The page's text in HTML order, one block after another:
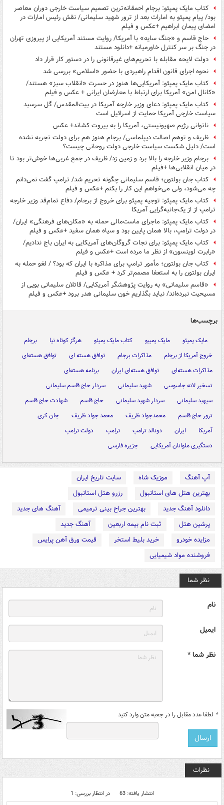
کتاب مایک پمپئو: برجام احمقانه‌ترین تصمیم سیاست خارجی دوران معاصر
بود/ پیام پمپئو به امارات بعد از ترور شهید سلیمانی/ نقش رئیس امارات در
امضای پیمان ابراهیم +عکس و فیلم
حاج قاسم و «جنگ سایه» با آمریکا/ روایت مستند آمریکایی از پیروزی تهران
در جنگ بر سر کنترل خاورمیانه +دانلود مستند
دولت لایحه مقابله با تحریم‌های غیرقانونی را در دستور کار قرار داد
نحوه اجرای قانون اقدام راهبردی با حضور «اسلامی» بررسی شد
کتاب مایک پمپئو: آمریکایی‌ها هنوز در حسرت «انقلاب سبز» هستند/
«کانال امن» آمریکا برای ارتباط با معارضان ایرانی + عکس و فیلم
کتاب مایک پمپئو: دعای وزیر خارجه آمریکا در بیت‌المقدس/ گل سرسبد
سیاست خارجی آمریکا حمایت از اسرائیل است
ناتوانی رژیم صهیونیستی، آمریکا را به بیروت کشاند+ عکس
ظریف و توهم اصالت دیپلماسی/ برجام هنوز هم برای دولت تجربه نشده
است/ دلیل شکست سیاست خارجی دولت روحانی چیست؟
برجام وزیر خارجه را بالا برد و زمین زد/ ظریف در جمع غربی‌ها خوش‌تر بود تا
در میان انقلابی‌ها +فیلم
کتاب جان بولتون؛ قاسم سلیمانی چگونه تحریم شد/ ترامپ گفت نمی‌دانم
چه می‌شود، ولی می‌خواهم این کار را بکنم +عکس و فیلم
کتاب مایک پمپئو: توجیه پمپئو برای خروج از برجام/ دفاع تمام‌قد وزیر خارجه
ترامپ از از یک‌جانبه‌گرایی آمریکا
کتاب مایک پمپئو: ماجرای ماست‌مالی حمله به «مکان‌های فرهنگی» ایران/
در دولت ترامپ، بالا همان پایین بود و سیاه همان سفید +عکس و فیلم
کتاب مایک پمپئو: برای نجات گروگان‌های آمریکایی به ایران باج ندادیم/
«رابرت لوینسون» از نظر ما مرده است +عکس و فیلم
کتاب جان بولتون؛ مأمور ترامپ برای مذاکره با ایران که بود؟ / لغو حمله به
ایران بولتون را به استعفا مصمم‌تر کرد + عکس و فیلم
«قاسم سلیمانی» به روایت پژوهشگر آمریکایی/ قاتلان سلیمانی بویی از
مسیحیت نبرده‌اند/ نباید بگذاریم خون سلیمانی هدر برود +عکس و فیلم
برچسب‌ها
مایک پمپئو مایک پمپیو کتاب مایک پمپئو هرگز کوتاه نیا
برجام
خروج آمریکا از برجام
مذاکرات برجام توافق هسته ای
توافق هسته‌ای
مذاکرات هسته‌ای
توافق هسته‌ای ایران
برنامه هسته‌ای
تسخیر لانه جاسوسی
شهید سلیمانی
سردار حاج قاسم سلیمانی
سپهبد سلیمانی
سردار شهید سلیمانی حاج قاسم
شهادت حاج قاسم
ترور حاج قاسم
محمدجواد ظریف محمد جواد ظریف
جان کری
آمریکا
ایران دونالد ترامپ ترامپ
دولت ترامپ
دستگیری ملوانان آمریکایی
جزیره فارسی
آپ آهنگ موزیک شاه
سایت تاریخ ایران
بهترین هتل های استانبول
رزرو هتل استانبول
دانلود آهنگ جدید
بهترین جراح بینی ترمیمی
آهنگ های جدید
پرشین هتل
ثبت نام بیمه اربعین
آهنگ جدید
مزایده خودرو
خرید بلیط استخر
قیمت ورق آهن پرایس
فروشنده مواد شیمیایی
نظر شما
نام
ایمیل
نظر شما *
* لطفا عدد مقابل را در جعبه متن وارد کنید
نظرات
انتشار یافته: 63 در انتظار بررسی: 1